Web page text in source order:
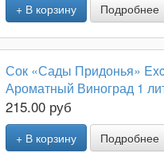
+ В корзину Подробнее
Сок «Сады Придонья»
Ароматный Виноград 1
215.00 руб
+ В корзину Подробнее